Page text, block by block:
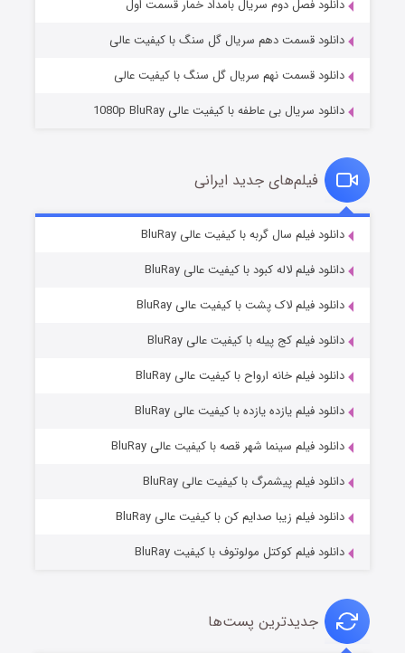
قسمت۷ (زیرنویس) منتشر شد
دانلود فصل دوم سریال بامداد خمار قسمت اول
دانلود قسمت دهم سریال گل سنگ با کیفیت عالی
دانلود قسمت نهم سریال گل سنگ با کیفیت عالی
دانلود سریال بی عاطفه با کیفیت عالی 1080p BluRay
فیلم‌های جدید ایرانی
دانلود فیلم سال گربه با کیفیت عالی BluRay
دانلود فیلم لاله کبود با کیفیت عالی BluRay
دانلود فیلم لاک پشت با کیفیت عالی BluRay
دانلود فیلم کج‌ پیله با کیفیت عالی BluRay
دانلود فیلم خانه ارواح با کیفیت عالی BluRay
دانلود فیلم یازده یازده با کیفیت عالی BluRay
دانلود فیلم سینما شهر قصه با کیفیت عالی BluRay
دانلود فیلم پیشمرگ با کیفیت عالی BluRay
دانلود فیلم زیبا صدایم کن با کیفیت عالی BluRay
دانلود فیلم کوکتل مولوتوف با کیفیت BluRay
جدیدترین پست‌ها